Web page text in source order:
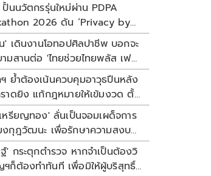
นนวัตกรรุ่นใหม่ผ่าน PDPA
2026 ดัน ‘Privacy by
for all’ สู่โซลูชันคุ้มครอง
ส่วนบุคคลที่ใช้ได้จริง
' เดินงานโอทอปศิลปาชีพ บอกจะ
มสานต่อ 'ไทยช่วยไทยพลัส เฟส
ย้ำต้องเน้นควบคุมอาวุธปืนหลัง
าดยิง แก้กฎหมายให้เข้มงวด ตั้ง
วจเพิ่ม
หรียญทอง' ลั่นเป็นจอมเผด็จการ
งกุฎวัฒนะ เพื่อรักษาความสงบ
ยภายในรพ.
' กระตุกตำรวจ หากจำเป็นต้องวิ
ก็ต้องทำทันที เพื่อมิให้ผู้บริสุทธิ์